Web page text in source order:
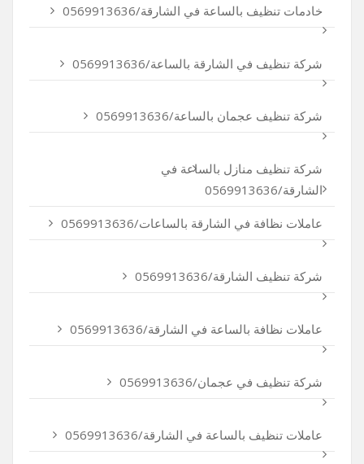
خادمات تنظيف بالساعة في الشارقة/0569913636
شركة تنظيف في الشارقة بالساعة/0569913636
شركة تنظيف عجمان بالساعة/0569913636
شركة تنظيف منازل بالساعة في
الشارقة/0569913636
عاملات نظافة في الشارقة بالساعات/0569913636
شركة تنظيف الشارقة/0569913636
عاملات نظافة بالساعة في الشارقة/0569913636
شركة تنظيف في عجمان/0569913636
عاملات تنظيف بالساعة في الشارقة/0569913636